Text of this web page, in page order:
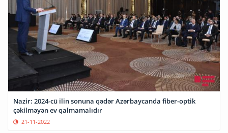
Nazir: 2024-cü ilin sonuna qədər Azərbaycanda fiber-optik
çəkilməyən ev qalmamalıdır
21-11-2022